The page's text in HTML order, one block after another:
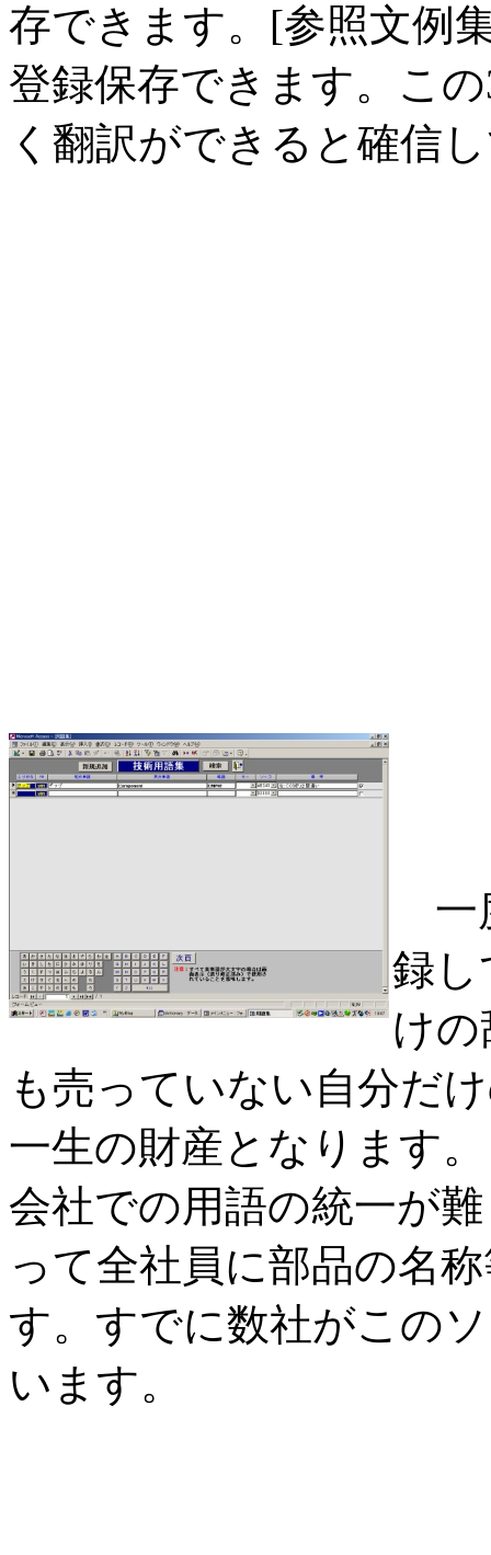
存できます。[参照文例
登録保存できます。こ
く翻訳ができると確信
一
録し
け
も売っていない自分だ
一生の財産となります。
会社での用語の統一が
って全社員に部品の名
す。すでに数社がこの
います。